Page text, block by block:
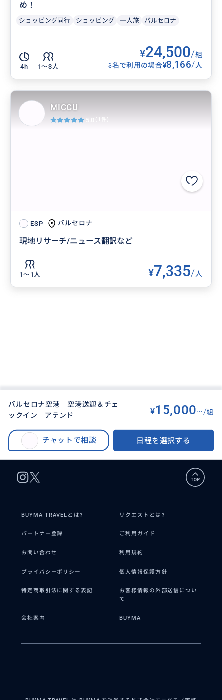
め！
ショッピング同行 ショッピング 一人旅 バルセロナ
4h 1〜3人
¥24,500/組
3名で利用の場合¥8,166/人
ESP バルセロナ
現地リサーチ/ニュース翻訳など
1〜1人 ¥7,335/人
MICCU
5.0 (1件)
バルセロナ空港 空港送迎＆チェ
ックイン アテンド
¥15,000~/組
チャットで相談 日程を選択する
バルセロナ空港 空港送迎＆チェックイン アテンド
BUYMA TRAVELとは? リクエストとは?
パートナー登録 ご利用ガイド
お問い合わせ 利用規約
プライバシーポリシー 個人情報保護方針
特定商取引法に関する表記
お客様情報の外部送信につい
て
会社案内 BUYMA